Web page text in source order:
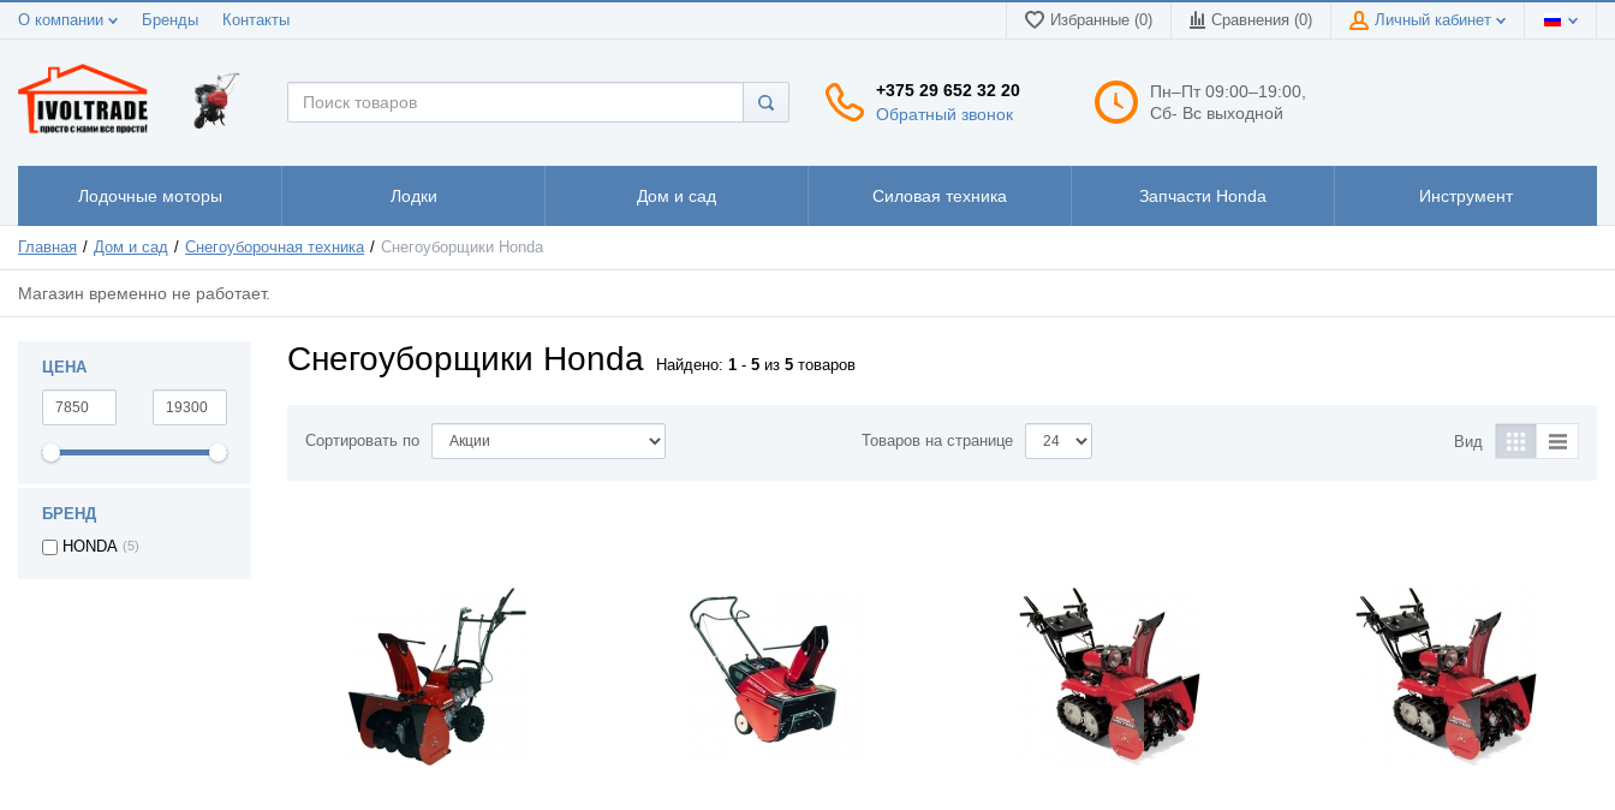
О компании Бренды Контакты Избранные (0) Сравнения (0) Личный кабинет
+375 29 652 32 20
Обратный звонок
Пн–Пт 09:00–19:00,
Сб- Вс выходной
Лодочные моторы Лодки Дом и сад Силовая техника Запчасти Honda Инструмент
Главная Дом и сад Снегоуборочная техника Снегоуборщики Honda
Магазин временно не работает.
ЦЕНА
БРЕНД
HONDA (5)
Снегоуборщики Honda Найдено: 1 - 5 из 5 товаров
Сортировать по Товаров на странице Вид